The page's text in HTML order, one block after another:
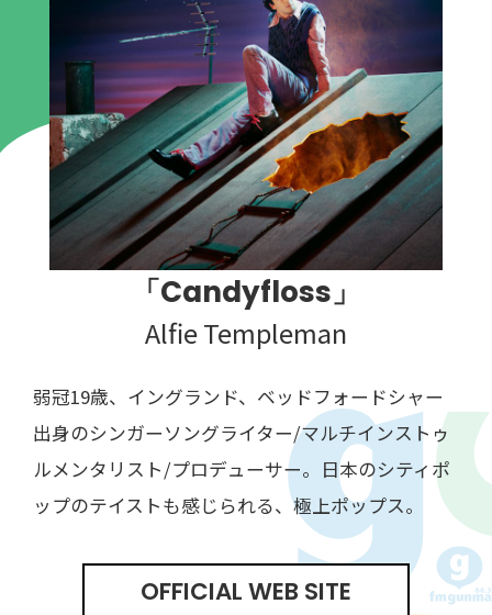
「Candyfloss」
Alfie Templeman
弱冠19歳、イングランド、ベッドフォードシャー
出⾝のシンガーソングライター/マルチインストゥ
ルメンタリスト/プロデューサー。⽇本のシティポ
ップのテイストも感じられる、極上ポップス。
OFFICIAL WEB SITE